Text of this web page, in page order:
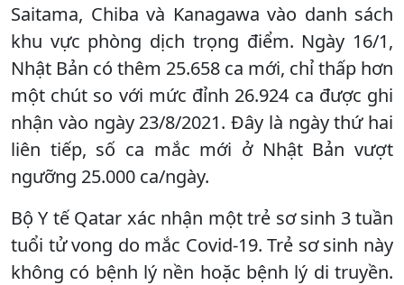
Saitama, Chiba và Kanagawa vào danh sách
khu vực phòng dịch trọng điểm. Ngày 16/1,
Nhật Bản có thêm 25.658 ca mới, chỉ thấp hơn
một chút so với mức đỉnh 26.924 ca được ghi
nhận vào ngày 23/8/2021. Ðây là ngày thứ hai
liên tiếp, số ca mắc mới ở Nhật Bản vượt
ngưỡng 25.000 ca/ngày.
Bộ Y tế Qatar xác nhận một trẻ sơ sinh 3 tuần
tuổi tử vong do mắc Covid-19. Trẻ sơ sinh này
không có bệnh lý nền hoặc bệnh lý di truyền.